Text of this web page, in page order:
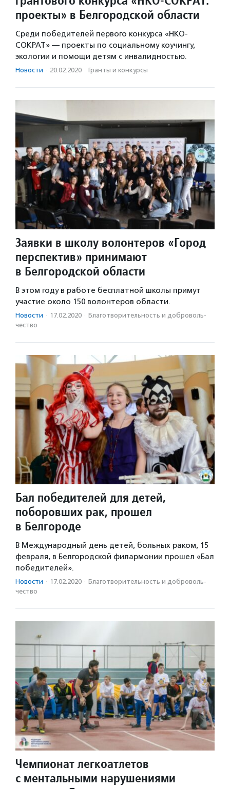
проекты» в Белгородской области
Среди победителей первого конкурса «НКО-
СОКРАТ» — проекты по социальному коучингу,
экологии и помощи детям с инвалидностью.
Новости · 20.02.2020 · Гранты и конкурсы
Заявки в школу волонтеров «Город
перспектив» принимают
в Белгородской области
В этом году в работе бесплатной школы примут
участие около 150 волонтеров области.
Новости · 17.02.2020 · Благотвори­тель­ность и доброволь­
чест­во
Бал победителей для детей,
поборовших рак, прошел
в Белгороде
В Международный день детей, больных раком, 15
февраля, в Белгородской филармонии прошел «Бал
победителей».
Новости · 17.02.2020 · Благотвори­тель­ность и доброволь­
чест­во
Чемпионат легкоатлетов
с ментальными нарушениями